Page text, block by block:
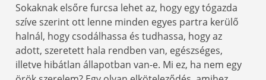
Sokaknak elsőre furcsa lehet az, hogy egy tógazda
szíve szerint ott lenne minden egyes partra kerülő
halnál, hogy csodálhassa és tudhassa, hogy az
adott, szeretett hala rendben van, egészséges,
illetve hibátlan állapotban van-e. Mi ez, ha nem egy